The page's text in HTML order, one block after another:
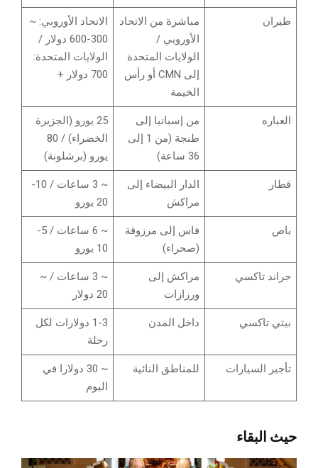
طيران
مباشرة من الاتحاد
الأوروبي /
الولايات المتحدة
إلى CMN أو رأس
الخيمة
الاتحاد الأوروبي: ~
300-600 دولار /
الولايات المتحدة:
700 دولار +
العباره
من إسبانيا إلى
طنجة (من 1 إلى
36 ساعة)
25 يورو (الجزيرة
الخضراء) / 80
يورو (برشلونة)
قطار
الدار البيضاء إلى
مراكش
~ 3 ساعات / 10-
20 يورو
باص
فاس إلى مرزوقة
(صحراء)
~ 6 ساعات / 5-
10 يورو
جراند تاكسي
مراكش إلى
ورزازات
~ 3 ساعات / ~
20 دولار
بيتي تاكسي داخل المدن
1-3 دولارات لكل
رحلة
تأجير السيارات للمناطق النائية
~ 30 دولارا في
اليوم
حيث البقاء